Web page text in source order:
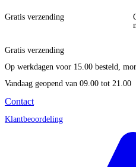
Gratis verzending
Gratis verzending
Op werkdagen voor 15.00 besteld,
Vandaag geopend van 09.00 tot 21.00
Contact
Klantbeoordeling